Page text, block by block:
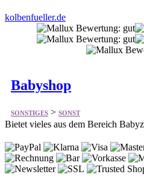
kolbenfueller.de
Babyshop
SONSTIGES > SONST
Bietet vieles aus dem Bereich